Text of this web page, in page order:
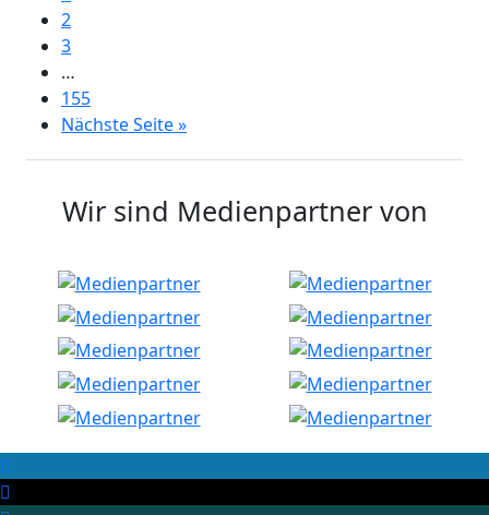
2
3
…
155
Nächste Seite »
Wir sind Medienpartner von